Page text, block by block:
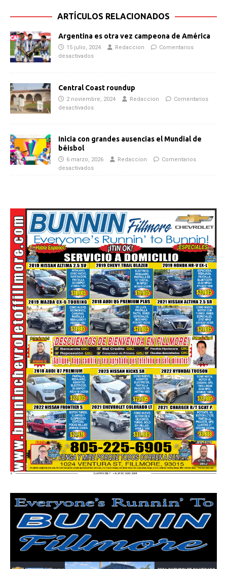
ARTÍCULOS RELACIONADOS
Argentina es otra vez campeona de América
15 julio, 2024 Redaccion
Comentarios
desactivados
Central Coast roundup
2 noviembre, 2024 Redaccion
Comentarios
desactivados
Inicia con grandes ausencias el Mundial de
béisbol
6 marzo, 2026 Redaccion
Comentarios
desactivados